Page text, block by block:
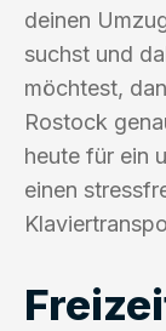
deinen
suchst und
möchtest,
Rostock
heute für ein
einen